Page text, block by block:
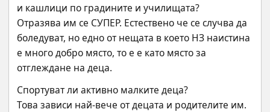
и кашлици по градините и училищата?
Отразява им се СУПЕР. Естествено че се случва да
боледуват, но едно от нещата в което НЗ наистина
е много добро място, то е е като място за
отглеждане на деца.
Спортуват ли активно малките деца?
Това зависи най-вече от децата и родителите им.